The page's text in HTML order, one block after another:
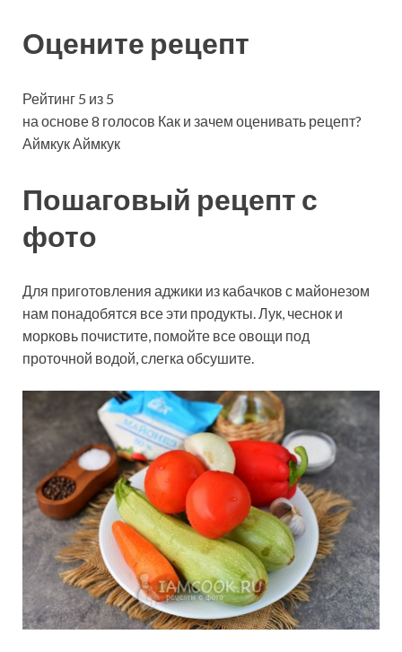
Оцените рецепт
Рейтинг 5 из 5
на основе 8 голосов Как и зачем оценивать рецепт?
Аймкук Аймкук
Пошаговый рецепт с
фото
Для приготовления аджики из кабачков с майонезом
нам понадобятся все эти продукты. Лук, чеснок и
морковь почистите, помойте все овощи под
проточной водой, слегка обсушите.